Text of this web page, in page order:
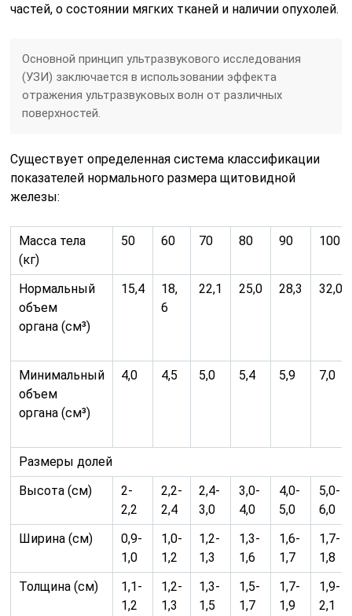
частей, о состоянии мягких тканей и наличии опухолей.
Основной принцип ультразвукового исследования
(УЗИ) заключается в использовании эффекта
отражения ультразвуковых волн от различных
поверхностей.
Существует определенная система классификации
показателей нормального размера щитовидной
железы:
Масса тела
(кг)
50 60 70 80 90 100
Нормальный
объем
органа (см³)
15,4
18,
6
22,1 25,0 28,3 32,0
Минимальный
объем
органа (см³)
4,0 4,5 5,0 5,4 5,9 7,0
Размеры долей
Высота (см)
2-
2,2
2,2-
2,4
2,4-
3,0
3,0-
4,0
4,0-
5,0
5,0-
6,0
Ширина (см)
0,9-
1,0
1,0-
1,2
1,2-
1,3
1,3-
1,6
1,6-
1,7
1,7-
1,8
Толщина (см)
1,1-
1,2
1,2-
1,3
1,3-
1,5
1,5-
1,7
1,7-
1,9
1,9-
2,1